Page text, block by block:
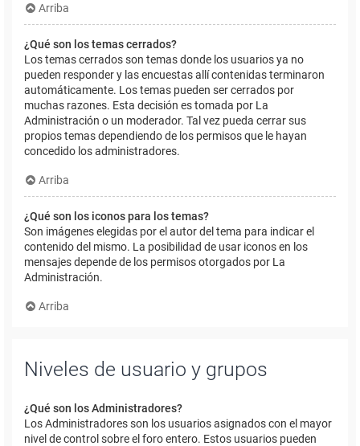
Arriba
¿Qué son los temas cerrados?
Los temas cerrados son temas donde los usuarios ya no
pueden responder y las encuestas allí contenidas terminaron
automáticamente. Los temas pueden ser cerrados por
muchas razones. Esta decisión es tomada por La
Administración o un moderador. Tal vez pueda cerrar sus
propios temas dependiendo de los permisos que le hayan
concedido los administradores.
Arriba
¿Qué son los iconos para los temas?
Son imágenes elegidas por el autor del tema para indicar el
contenido del mismo. La posibilidad de usar iconos en los
mensajes depende de los permisos otorgados por La
Administración.
Arriba
Niveles de usuario y grupos
¿Qué son los Administradores?
Los Administradores son los usuarios asignados con el mayor
nivel de control sobre el foro entero. Estos usuarios pueden